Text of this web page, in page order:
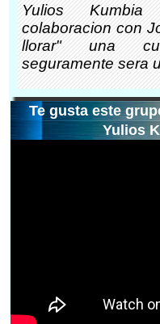
Yulios
colaboracion con
llorar" una
seguramente sera
Te gusta este
Yulios